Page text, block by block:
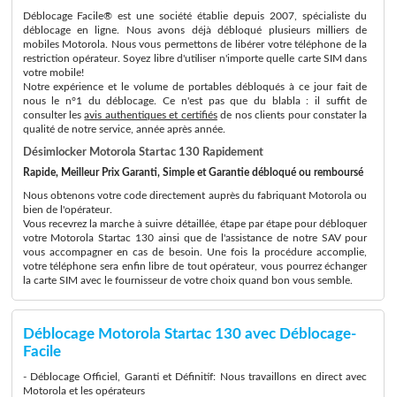
Déblocage Facile® est une société établie depuis 2007, spécialiste du
déblocage en ligne. Nous avons déjà débloqué plusieurs milliers de
mobiles Motorola. Nous vous permettons de libérer votre téléphone de la
restriction opérateur. Soyez libre d'utiliser n'importe quelle carte SIM dans
votre mobile!
Notre expérience et le volume de portables débloqués à ce jour fait de
nous le n°1 du déblocage. Ce n'est pas que du blabla : il suffit de
consulter lesavis authentiques et certifiésde nos clients pour constater la
qualité de notre service, année après année.
Désimlocker Motorola Startac 130 Rapidement
Rapide, Meilleur Prix Garanti, Simple et Garantie débloqué ou remboursé
Nous obtenons votre code directement auprès du fabriquant Motorola ou
bien de l'opérateur.
Vous recevrez la marche à suivre détaillée, étape par étape pour débloquer
votre Motorola Startac 130 ainsi que de l'assistance de notre SAV pour
vous accompagner en cas de besoin. Une fois la procédure accomplie,
votre téléphone sera enfin libre de tout opérateur, vous pourrez échanger
la carte SIM avec le fournisseur de votre choix quand bon vous semble.
Déblocage Motorola Startac 130 avec Déblocage-
Facile
- Déblocage Officiel, Garanti et Définitif: Nous travaillons en direct avec
Motorola et les opérateurs